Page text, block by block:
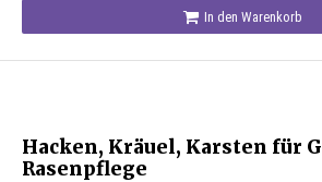
In den Warenkorb
Hacken, Kräuel, Karsten für
Rasenpflege